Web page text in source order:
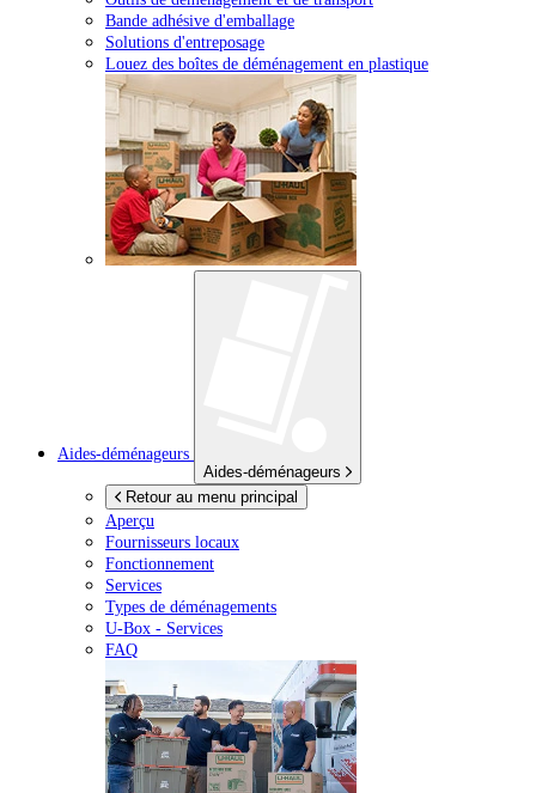
Bande adhésive d'emballage
Solutions d'entreposage
Louez des boîtes de déménagement en plastique
Aides-déménageurs
Aides-déménageurs
Retour au menu principal
Aperçu
Fournisseurs locaux
Fonctionnement
Services
Types de déménagements
U-Box - Services
FAQ